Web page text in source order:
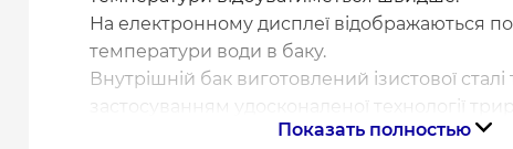
На електронному дисплеї відображаються
температури води в баку.
Внутрішній бак виготовлений ізистової
застосуванням удосконаленої технології
від корозії: 1 рівень - аргонно-киснева
Показать полностью